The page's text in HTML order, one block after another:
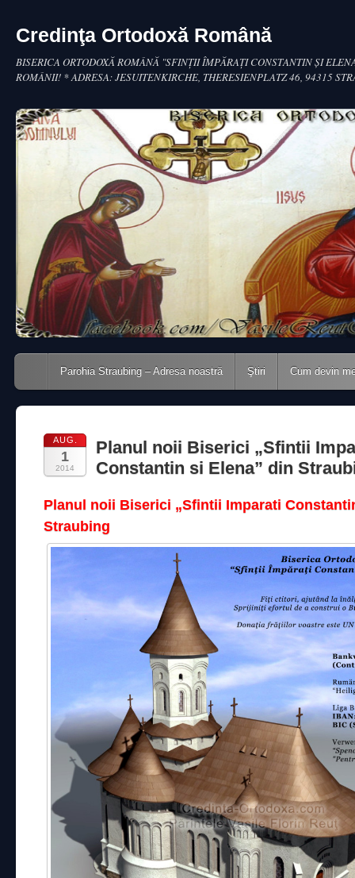
Credinţa Ortodoxă Română
BISERICA ORTODOXĂ ROMÂNĂ "SFINŢII ÎMPĂRAŢI CONSTANTIN ŞI
ROMÂNII! * ADRESA: JESUITENKIRCHE, THERESIENPLATZ 46, 94315
Main menu
Skip to content
Parohia Straubing – Adresa noastră Ştiri Cum devin
AUG.
1
2014
Planul noii Biserici „Sfintii
Constantin si Elena” din
Planul noii Biserici „Sfintii Imparati
Straubing